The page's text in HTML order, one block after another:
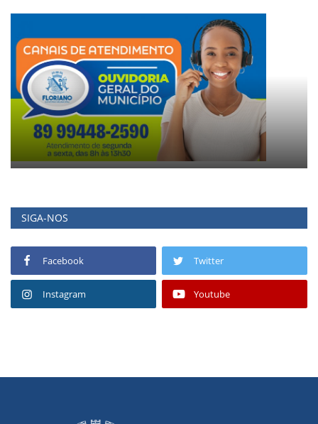
SIGA-NOS
Facebook Twitter
Instagram Youtube